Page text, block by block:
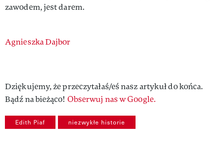
zawodem, jest darem.
Authors
Agnieszka Dajbor
Dziękujemy, że przeczytałaś/eś nasz artykuł do końca.
Bądź na bieżąco! Obserwuj nas w Google.
Edith Piaf niezwykłe historie